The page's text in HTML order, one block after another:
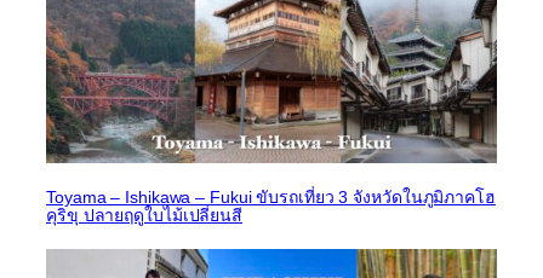
Toyama – Ishikawa – Fukui ขับรถเที่ยว 3 จังหวัดในภูมิภาคโฮ
คุริขุ ปลายฤดูใบไม้เปลี่ยนสี